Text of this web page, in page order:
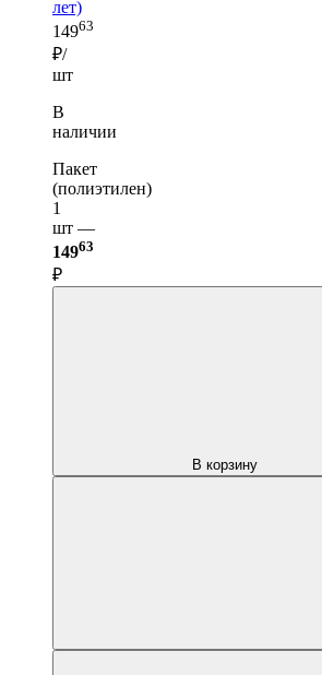
лет)
14963
₽/
шт
В
наличии
Пакет
(полиэтилен)
1
шт —
14963
₽
В корзину